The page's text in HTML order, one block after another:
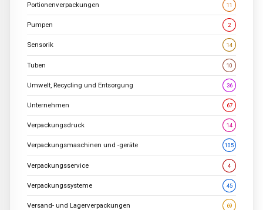
Portionenverpackungen 11
Pumpen 2
Sensorik 14
Tuben 10
Umwelt, Recycling und Entsorgung 36
Unternehmen 67
Verpackungsdruck 14
Verpackungsmaschinen und -geräte 105
Verpackungsservice 4
Verpackungssysteme 45
Versand- und Lagerverpackungen 69